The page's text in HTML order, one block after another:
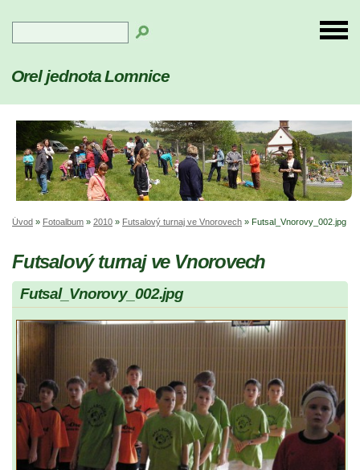
Orel jednota Lomnice
Úvod » Fotoalbum » 2010 » Futsalový turnaj ve Vnorovech » Futsal_Vnorovy_002.jpg
Futsalový turnaj ve Vnorovech
Futsal_Vnorovy_002.jpg